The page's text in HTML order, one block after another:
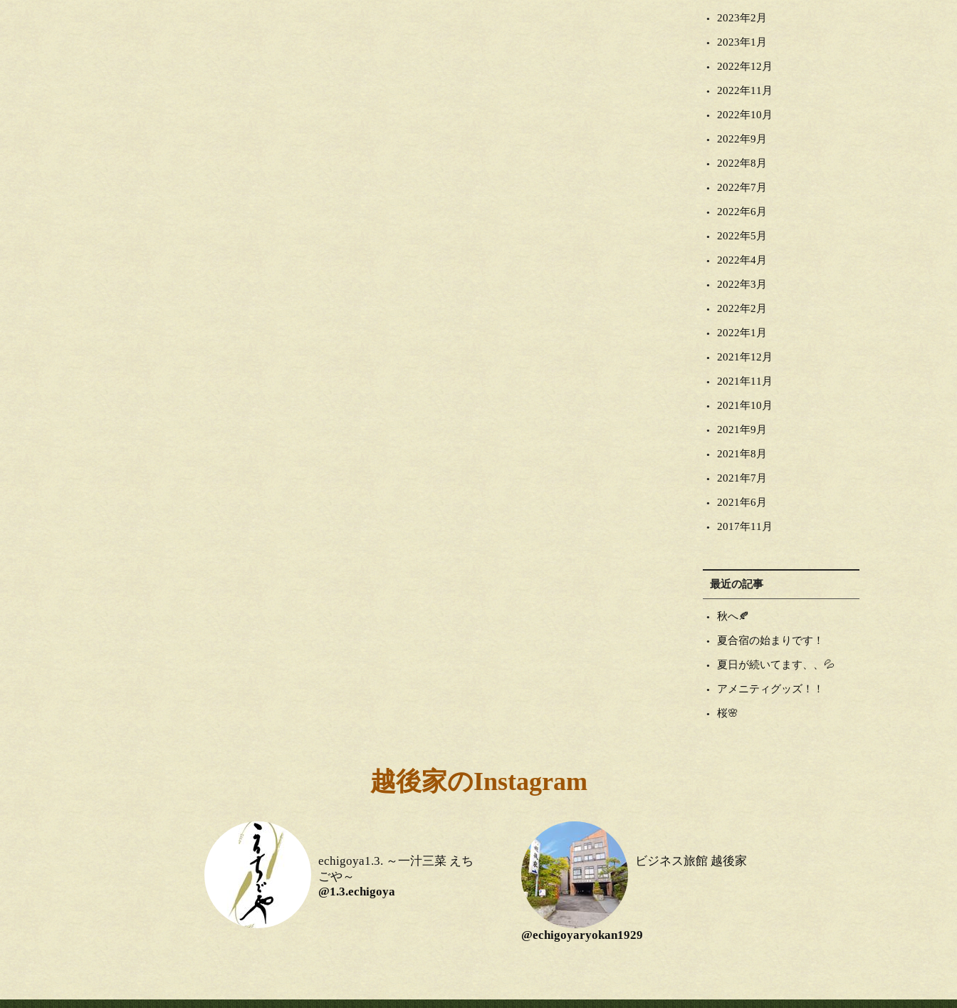
2023年2月
2023年1月
2022年12月
2022年11月
2022年10月
2022年9月
2022年8月
2022年7月
2022年6月
2022年5月
2022年4月
2022年3月
2022年2月
2022年1月
2021年12月
2021年11月
2021年10月
2021年9月
2021年8月
2021年7月
2021年6月
2017年11月
最近の記事
秋へ🍂
夏合宿の始まりです！
夏日が続いてます、、💦
アメニティグッズ！！
桜🌸
越後家のInstagram
echigoya1.3. ～一汁三菜 えち
ごや～
@1.3.echigoya
ビジネス旅館 越後家
@echigoyaryokan1929